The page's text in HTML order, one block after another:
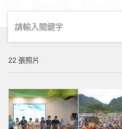
22 張照片